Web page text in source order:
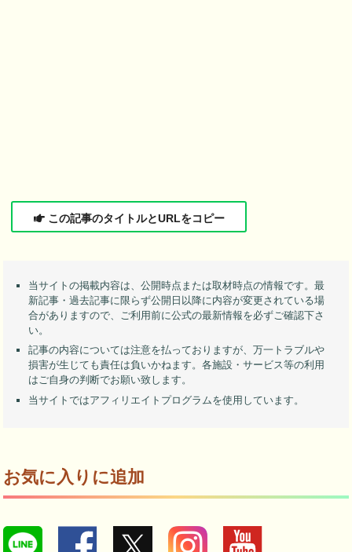
この記事のタイトルとURLをコピー
当サイトの掲載内容は、公開時点または取材時点の情報です。最
新記事・過去記事に限らず公開日以降に内容が変更されている場
合がありますので、ご利用前に公式の最新情報を必ずご確認下さ
い。
記事の内容については注意を払っておりますが、万一トラブルや
損害が生じても責任は負いかねます。各施設・サービス等の利用
はご自身の判断でお願い致します。
当サイトではアフィリエイトプログラムを使用しています。
お気に入りに追加